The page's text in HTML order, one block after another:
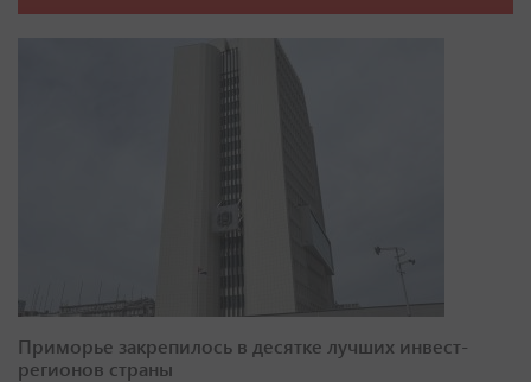
Приморье закрепилось в десятке лучших инвест-
регионов страны